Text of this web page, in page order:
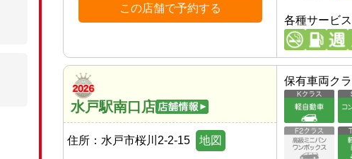
この店舗で予約する
各種サービス
水戸駅南口店
住所： 水戸市桜川2-2-15 地図
保有車両ク